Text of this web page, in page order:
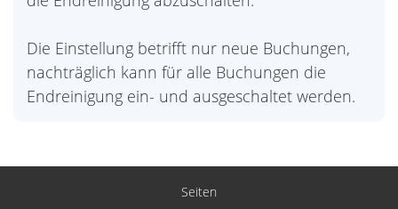
Die Einstellung betrifft nur neue Buchungen,
nachträglich kann für alle Buchungen die
Endreinigung ein- und ausgeschaltet werden.
Seiten